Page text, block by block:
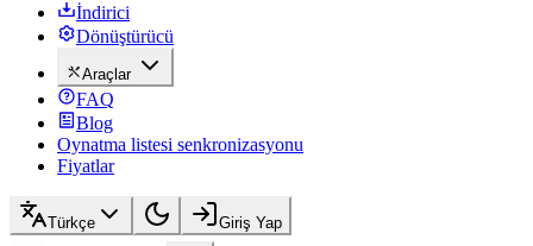
İndirici
Dönüştürücü
Araçlar
FAQ
Blog
Oynatma listesi senkronizasyonu
Fiyatlar
Türkçe Giriş Yap